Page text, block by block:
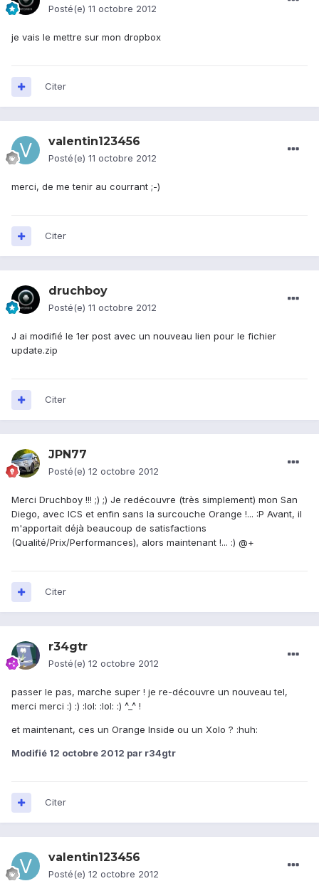
Posté(e) 11 octobre 2012
je vais le mettre sur mon dropbox
Citer
valentin123456
Posté(e) 11 octobre 2012
merci, de me tenir au courrant ;-)
Citer
druchboy
Posté(e) 11 octobre 2012
J ai modifié le 1er post avec un nouveau lien pour le fichier
update.zip
Citer
JPN77
Posté(e) 12 octobre 2012
Merci Druchboy !!! ;) ;) Je redécouvre (très simplement) mon San
Diego, avec ICS et enfin sans la surcouche Orange !... :P Avant, il
m'apportait déjà beaucoup de satisfactions
(Qualité/Prix/Performances), alors maintenant !... :) @+
Citer
r34gtr
Posté(e) 12 octobre 2012
passer le pas, marche super ! je re-découvre un nouveau tel,
merci merci :) :) :lol: :lol: :) ^_^ !
et maintenant, ces un Orange Inside ou un Xolo ? :huh:
Modifié 12 octobre 2012 par r34gtr
Citer
valentin123456
Posté(e) 12 octobre 2012